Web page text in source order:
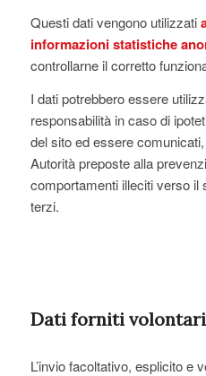
Questi dati vengono utilizzati
informazioni statistiche
controllarne il corretto
I dati potrebbero essere
responsabilità in caso di
del sito ed essere
Autorità preposte alla
comportamenti illeciti verso il
terzi.
Dati forniti
L’invio facoltativo, esplicito e